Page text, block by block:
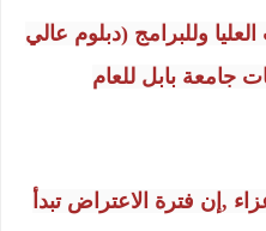
وللبرامج (دبلوم عالي
جامعة بابل للعام
,إن فترة الاعتراض تبدأ